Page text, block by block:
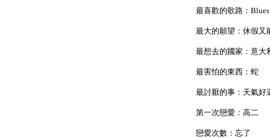
最喜歡的歌路：
最大的願望：休假又
最想去的國家：意大
最害怕的東西：蛇
最討厭的事：天氣好
第一次戀愛：高二
戀愛次數：忘了